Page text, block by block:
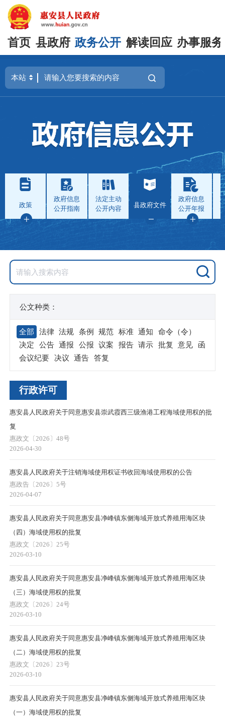
首页 县政府 政务公开 解读回应 办事服务
政策
政府信息
公开指南
法定主动
公开内容
县政府文件
政府信息
公开年报
公文种类：
全部 法律 法规 条例 规范 标准 通知
命令（令）
决定
公告 通报 公报 议案 报告 请示 批复 意见
函
会议纪要 决议 通告 答复
行政许可
惠安县人民政府关于同意惠安县崇武霞西三级渔港工程海域使用权的批
复
惠政文〔2026〕48号
2026-04-30
惠安县人民政府关于注销海域使用权证书收回海域使用权的公告
惠政告〔2026〕5号
2026-04-07
惠安县人民政府关于同意惠安县净峰镇东侧海域开放式养殖用海区块
（四）海域使用权的批复
惠政文〔2026〕25号
2026-03-10
惠安县人民政府关于同意惠安县净峰镇东侧海域开放式养殖用海区块
（三）海域使用权的批复
惠政文〔2026〕24号
2026-03-10
惠安县人民政府关于同意惠安县净峰镇东侧海域开放式养殖用海区块
（二）海域使用权的批复
惠政文〔2026〕23号
2026-03-10
惠安县人民政府关于同意惠安县净峰镇东侧海域开放式养殖用海区块
（一）海域使用权的批复